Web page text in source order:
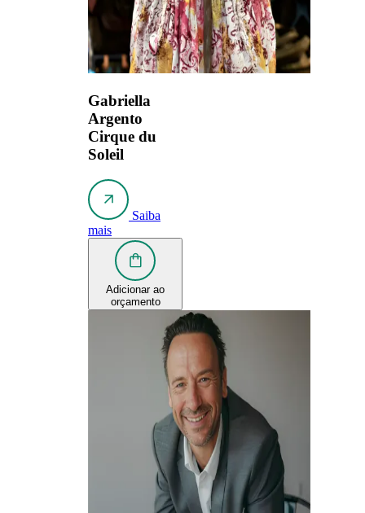
Gabriella
Argento
Cirque du
Soleil
Saiba
mais
Adicionar ao
orçamento